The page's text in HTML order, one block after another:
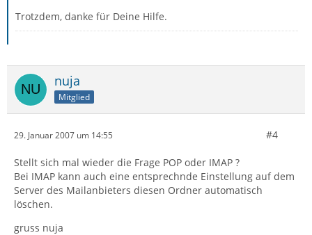
Trotzdem, danke für Deine Hilfe.
nuja
Mitglied
29. Januar 2007 um 14:55 #4
Stellt sich mal wieder die Frage POP oder IMAP ?
Bei IMAP kann auch eine entsprechnde Einstellung auf dem
Server des Mailanbieters diesen Ordner automatisch
löschen.
gruss nuja